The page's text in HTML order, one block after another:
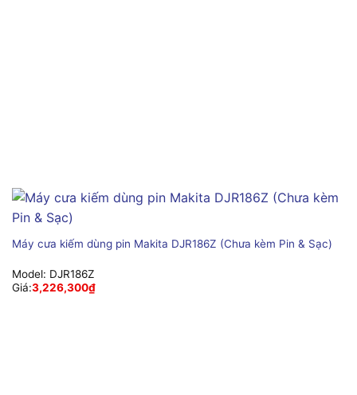
Máy cưa kiếm dùng pin Makita DJR186Z (Chưa kèm Pin & Sạc)
Model: DJR186Z
Giá:3,226,300₫